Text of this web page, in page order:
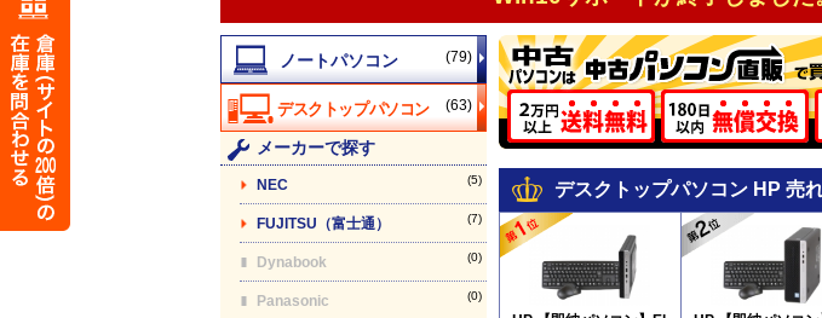
(79)
(63)
メーカーで探す
NEC (5)
FUJITSU（富士通） (7)
Dynabook (0)
Panasonic (0)
デスクトップパソコン HP 売